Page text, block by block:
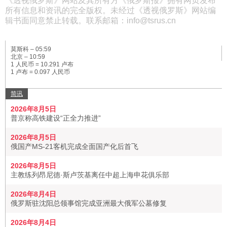
旅游
视听
所有信息和资讯的完全版权。未经过《透视俄罗斯》网站编
辑书面同意禁止转载。联系邮箱：info@tsrus.cn
莫斯科 – 05:59
北京 – 10:59
1 人民币 = 10.291 卢布
1 卢布 = 0.097 人民币
简讯
2026年8月5日
普京称高铁建设“正全力推进”
2026年8月5日
俄国产MS-21客机完成全面国产化后首飞
2026年8月5日
主教练列昂尼德·斯卢茨基离任中超上海申花俱乐部
2026年8月4日
俄罗斯驻沈阳总领事馆完成亚洲最大俄军公墓修复
2026年8月4日